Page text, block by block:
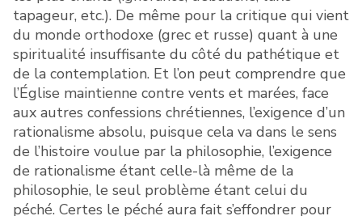
tapageur, etc.). De même pour la critique qui vient
du monde orthodoxe (grec et russe) quant à une
spiritualité insuffisante du côté du pathétique et
de la contemplation. Et l’on peut comprendre que
l’Église maintienne contre vents et marées, face
aux autres confessions chrétiennes, l’exigence d’un
rationalisme absolu, puisque cela va dans le sens
de l’histoire voulue par la philosophie, l’exigence
de rationalisme étant celle-là même de la
philosophie, le seul problème étant celui du
péché. Certes le péché aura fait s’effondrer pour